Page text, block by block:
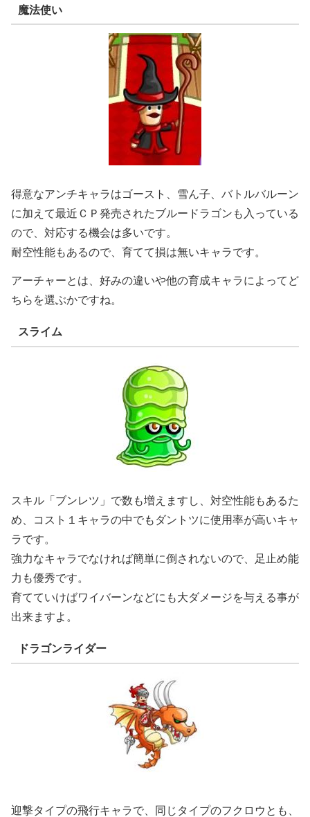
魔法使い
得意なアンチキャラはゴースト、雪ん子、バトルバルーン
に加えて最近ＣＰ発売されたブルードラゴンも入っている
ので、対応する機会は多いです。
耐空性能もあるので、育てて損は無いキャラです。
アーチャーとは、好みの違いや他の育成キャラによってど
ちらを選ぶかですね。
スライム
スキル「ブンレツ」で数も増えますし、対空性能もあるた
め、コスト１キャラの中でもダントツに使用率が高いキャ
ラです。
強力なキャラでなければ簡単に倒されないので、足止め能
力も優秀です。
育てていけばワイバーンなどにも大ダメージを与える事が
出来ますよ。
ドラゴンライダー
迎撃タイプの飛行キャラで、同じタイプのフクロウとも、